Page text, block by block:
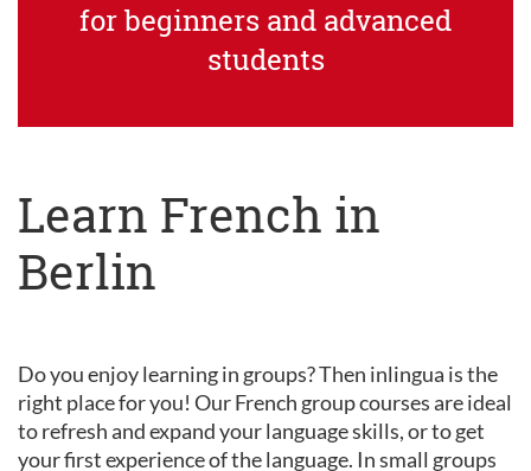
for beginners and advanced
students
Learn French in
Berlin
Do you enjoy learning in groups? Then inlingua is the
right place for you! Our French group courses are ideal
to refresh and expand your language skills, or to get
your first experience of the language. In small groups